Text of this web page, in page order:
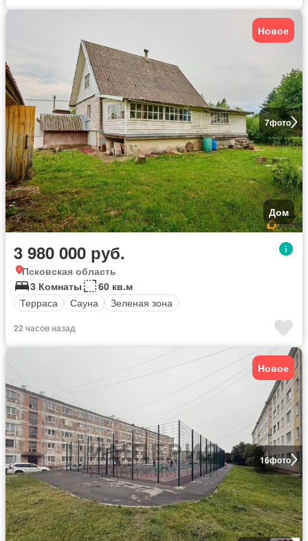
7фото
Новое
Дом
3 980 000 руб.
Псковская область
3 Комнаты
60 кв.м
Терраса
Сауна Зеленая зона
22 часов назад
16фото
Новое